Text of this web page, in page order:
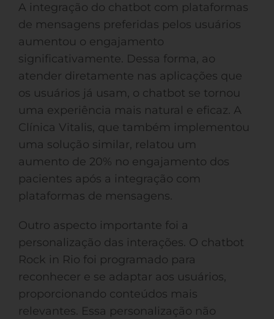
A integração do chatbot com plataformas
de mensagens preferidas pelos usuários
aumentou o engajamento
significativamente. Dessa forma, ao
atender diretamente nas aplicações que
os usuários já usam, o chatbot se tornou
uma experiência mais natural e eficaz. A
Clínica Vitalis, que também implementou
uma solução similar, relatou um
aumento de 20% no engajamento dos
pacientes após a integração com
plataformas de mensagens.
Outro aspecto importante foi a
personalização das interações. O chatbot
Rock in Rio foi programado para
reconhecer e se adaptar aos usuários,
proporcionando conteúdos mais
relevantes. Essa personalização não